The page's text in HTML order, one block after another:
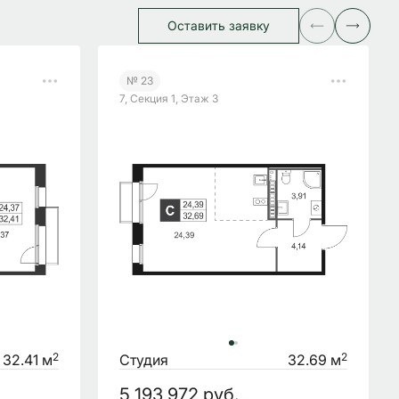
Оставить заявку
32.41 м2
№ 23
7, Секция 1, Этаж 3
Студия 32.69 м2
5 193 972 руб.